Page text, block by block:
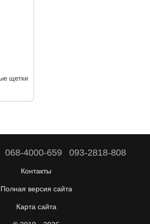
щетки
068-4000-659 093-2818-808
Контакты
Полная версия сайта
Карта сайта